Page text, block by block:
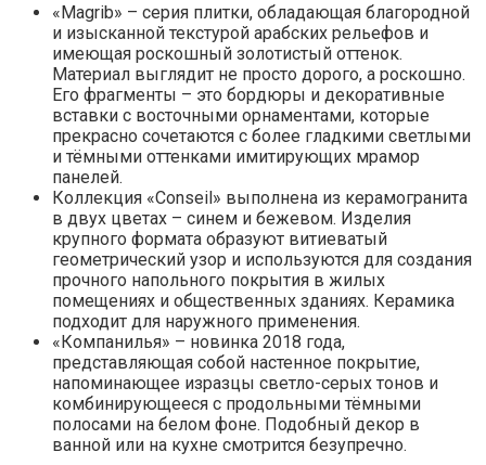
«Magrib» – серия плитки, обладающая благородной
и изысканной текстурой арабских рельефов и
имеющая роскошный золотистый оттенок.
Материал выглядит не просто дорого, а роскошно.
Его фрагменты – это бордюры и декоративные
вставки с восточными орнаментами, которые
прекрасно сочетаются с более гладкими светлыми
и тёмными оттенками имитирующих мрамор
панелей.
Коллекция «Conseil» выполнена из керамогранита
в двух цветах – синем и бежевом. Изделия
крупного формата образуют витиеватый
геометрический узор и используются для создания
прочного напольного покрытия в жилых
помещениях и общественных зданиях. Керамика
подходит для наружного применения.
«Компанилья» – новинка 2018 года,
представляющая собой настенное покрытие,
напоминающее изразцы светло-серых тонов и
комбинирующееся с продольными тёмными
полосами на белом фоне. Подобный декор в
ванной или на кухне смотрится безупречно.